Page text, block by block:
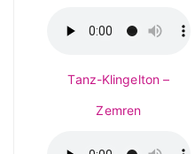
Tanz-Klingelton –
Zemren